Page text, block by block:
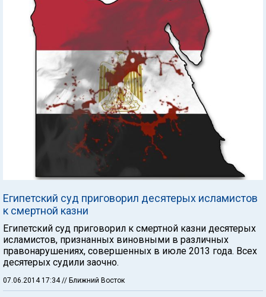
Египетский суд приговорил десятерых исламистов
к смертной казни
Египетский суд приговорил к смертной казни десятерых
исламистов, признанных виновными в различных
правонарушениях, совершенных в июле 2013 года. Всех
десятерых судили заочно.
07.06.2014 17:34 // Ближний Восток